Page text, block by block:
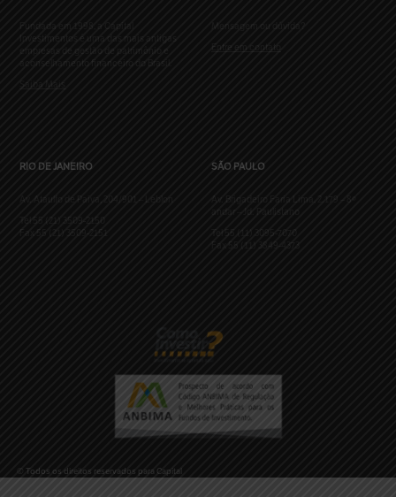
Fundada em 1998, a Capital
Investimentos é uma das mais antigas
empresas de gestão de patrimônio e
aconselhamento financeiro do Brasil.
Saiba Mais
Mensagem ou dúvida?
Entre em contato
RIO DE JANEIRO
Av. Ataulfo de Paiva, 204/901 – Leblon
Tel 55 (21) 3509-2150
Fax 55 (21) 3509-2151
SÃO PAULO
Av. Brigadeiro Faria Lima, 2.179 – 8º
andar – Jd. Paulistano
Tel 55 (11) 3095-7070
Fax 55 (11) 3849-4373
© Todos os direitos reservados para Capital